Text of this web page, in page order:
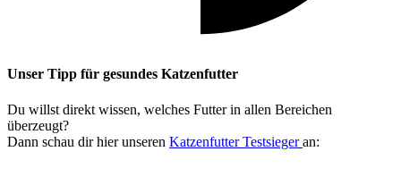
Unser Tipp für gesundes Katzenfutter
Du willst direkt wissen, welches Futter in allen Bereichen
überzeugt?
Dann schau dir hier unseren Katzenfutter Testsieger an: